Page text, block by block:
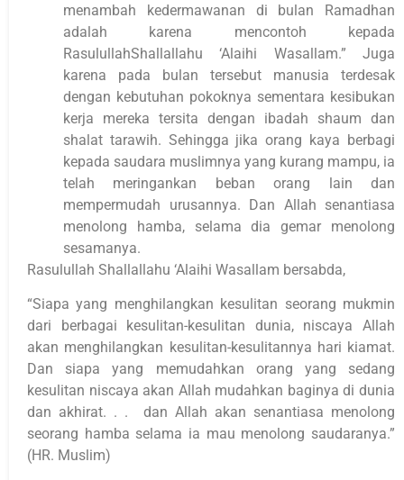
menambah kedermawanan di bulan Ramadhan
adalah karena mencontoh kepada
RasulullahShallallahu ‘Alaihi Wasallam.” Juga
karena pada bulan tersebut manusia terdesak
dengan kebutuhan pokoknya sementara kesibukan
kerja mereka tersita dengan ibadah shaum dan
shalat tarawih. Sehingga jika orang kaya berbagi
kepada saudara muslimnya yang kurang mampu, ia
telah meringankan beban orang lain dan
mempermudah urusannya. Dan Allah senantiasa
menolong hamba, selama dia gemar menolong
sesamanya.
Rasulullah Shallallahu ‘Alaihi Wasallam bersabda,
“Siapa yang menghilangkan kesulitan seorang mukmin
dari berbagai kesulitan-kesulitan dunia, niscaya Allah
akan menghilangkan kesulitan-kesulitannya hari kiamat.
Dan siapa yang memudahkan orang yang sedang
kesulitan niscaya akan Allah mudahkan baginya di dunia
dan akhirat. . . dan Allah akan senantiasa menolong
seorang hamba selama ia mau menolong saudaranya.”
(HR. Muslim)